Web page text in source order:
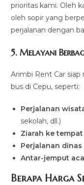
prioritas kami. Oleh
oleh sopir yang
perjalanan dengan
5.Melayani
Arimbi Rent Car
bus di Cepu, seperti:
Perjalanan
sekolah, dll.)
Ziarah ke
Perjalanan
Antar-jemput
Berapa Harga